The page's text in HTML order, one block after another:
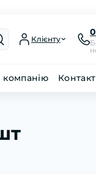
Клієнту